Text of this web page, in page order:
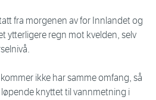
fra morgenen av for Innlandet og
ytterligere regn mot kvelden, selv
ikke har samme omfang, så
knyttet til vannmetning i